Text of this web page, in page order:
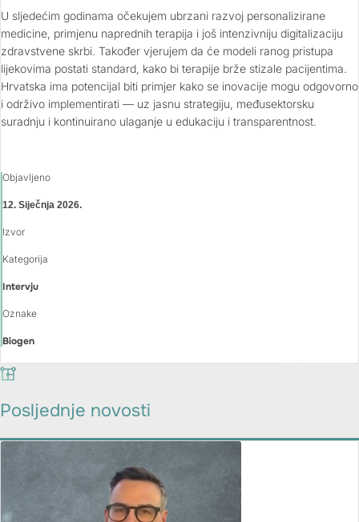
U sljedećim godinama očekujem ubrzani razvoj personalizirane
medicine, primjenu naprednih terapija i još intenzivniju digitalizaciju
zdravstvene skrbi. Također vjerujem da će modeli ranog pristupa
lijekovima postati standard, kako bi terapije brže stizale pacijentima.
Hrvatska ima potencijal biti primjer kako se inovacije mogu odgovorno
i održivo implementirati — uz jasnu strategiju, međusektorsku
suradnju i kontinuirano ulaganje u edukaciju i transparentnost.
Objavljeno
12. Siječnja 2026.
Izvor
Kategorija
Intervju
Oznake
Biogen
Posljednje novosti